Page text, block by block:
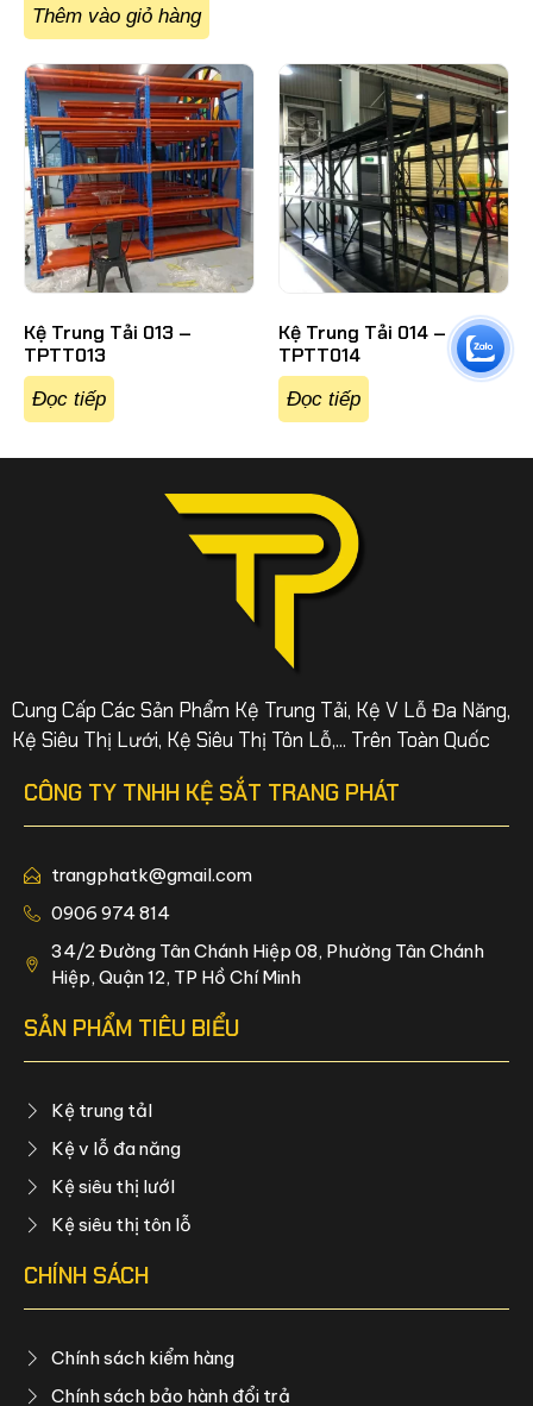
Thêm vào giỏ hàng
Kệ Trung Tải 013 –
TPTT013
Đọc tiếp
Kệ Trung Tải 014 –
TPTT014
Đọc tiếp
Cung Cấp Các Sản Phẩm Kệ Trung Tải, Kệ V Lỗ Đa Năng,
Kệ Siêu Thị Lưới, Kệ Siêu Thị Tôn Lỗ,... Trên Toàn Quốc
CÔNG TY TNHH KỆ SẮT TRANG PHÁT
trangphatk@gmail.com
0906 974 814
34/2 Đường Tân Chánh Hiệp 08, Phường Tân Chánh
Hiệp, Quận 12, TP Hồ Chí Minh
SẢN PHẨM TIÊU BIỂU
Kệ trung tảI
Kệ v lỗ đa năng
Kệ siêu thị lướI
Kệ siêu thị tôn lỗ
CHÍNH SÁCH
Chính sách kiểm hàng
Chính sách bảo hành đổi trả